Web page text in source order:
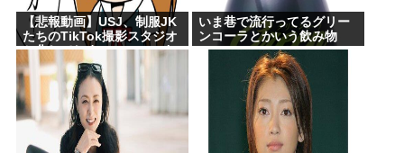
【悲報動画】USJ、制服JK
たちのTikTok撮影スタジオ
と化してしまいシュールす
ぎる光景が広がるｗｗｗ
【Pickup08083030】
いま巷で流行ってるグリー
ンコーラとかいう飲み物
www